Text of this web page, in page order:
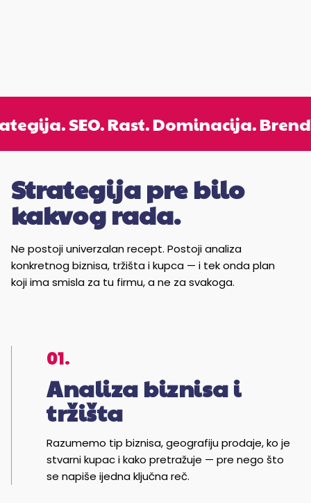
SEO. Rast. Dominacija. Brend.
Strategija pre bilo
kakvog rada.
Ne postoji univerzalan recept. Postoji analiza
konkretnog biznisa, tržišta i kupca — i tek onda plan
koji ima smisla za tu firmu, a ne za svakoga.
01.
Analiza biznisa i
tržišta
Razumemo tip biznisa, geografiju prodaje, ko je
stvarni kupac i kako pretražuje — pre nego što
se napiše ijedna ključna reč.